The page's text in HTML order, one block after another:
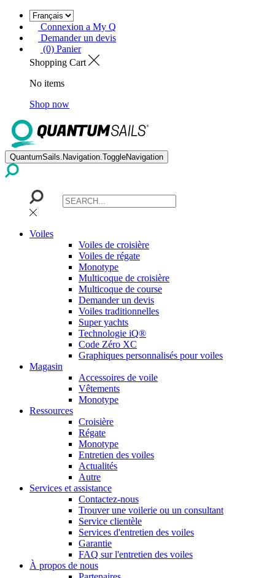
Connexion a My Q
Demander un devis
(0) Panier
Shopping Cart
No items
Shop now
QuantumSails.Navigation.ToggleNavigation
Voiles
Voiles de croisière
Voiles de régate
Monotype
Multicoque de croisière
Multicoque de course
Demander un devis
Voiles traditionnelles
Super yachts
Technologie iQ®
Code Zéro XC
Graphiques personnalisés pour voiles
Magasin
Accessoires de voile
Vêtements
Monotype
Ressources
Croisière
Régate
Monotype
Entretien des voiles
Actualités
Autre
Services et assistance
Contactez-nous
Trouver une voilerie ou un consultant
Service clientèle
Services d'entretien des voiles
Garantie
FAQ sur l'entretien des voiles
À propos de nous